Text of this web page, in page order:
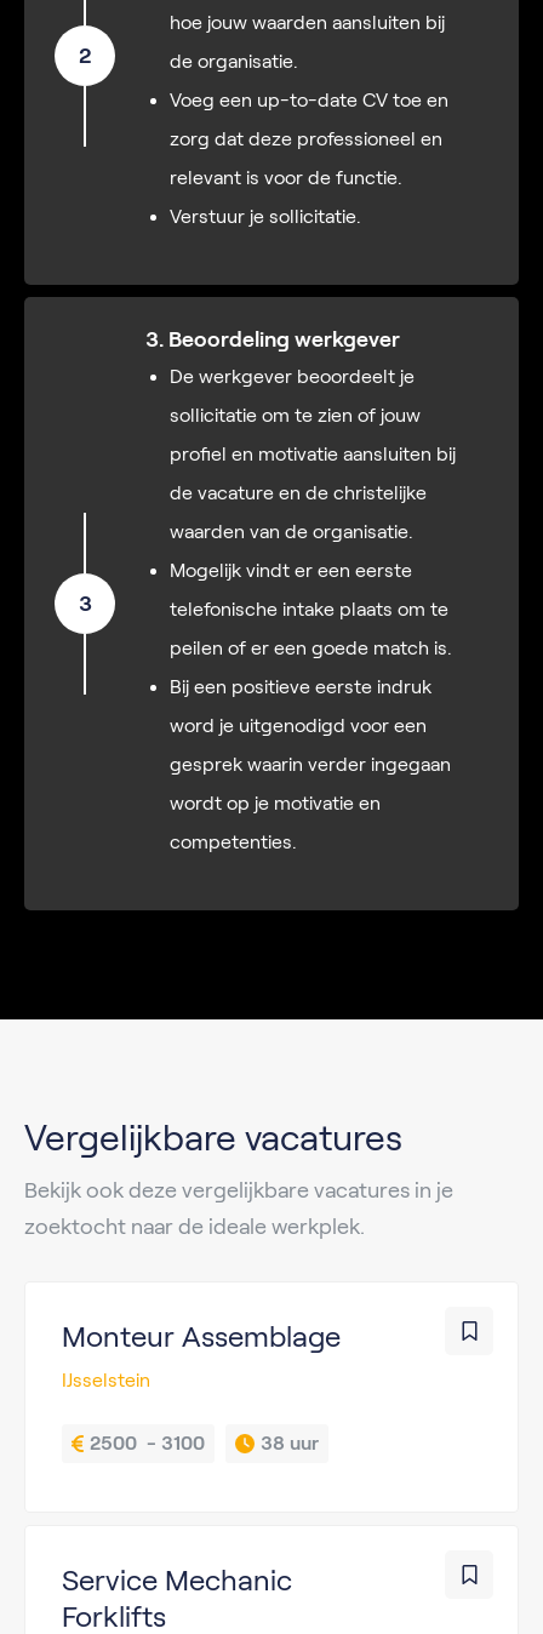
2
hoe jouw waarden aansluiten bij
de organisatie.
Voeg een up-to-date CV toe en
zorg dat deze professioneel en
relevant is voor de functie.
Verstuur je sollicitatie.
3
3. Beoordeling werkgever
De werkgever beoordeelt je
sollicitatie om te zien of jouw
profiel en motivatie aansluiten bij
de vacature en de christelijke
waarden van de organisatie.
Mogelijk vindt er een eerste
telefonische intake plaats om te
peilen of er een goede match is.
Bij een positieve eerste indruk
word je uitgenodigd voor een
gesprek waarin verder ingegaan
wordt op je motivatie en
competenties.
Vergelijkbare vacatures
Bekijk ook deze vergelijkbare vacatures in je
zoektocht naar de ideale werkplek.
Monteur Assemblage
IJsselstein
2500  - 3100 38 uur
Service Mechanic
Forklifts